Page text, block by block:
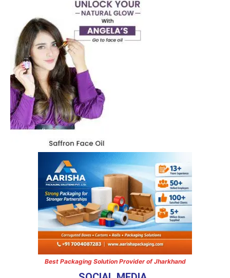
Best Packaging Solution Provider of Jharkhand